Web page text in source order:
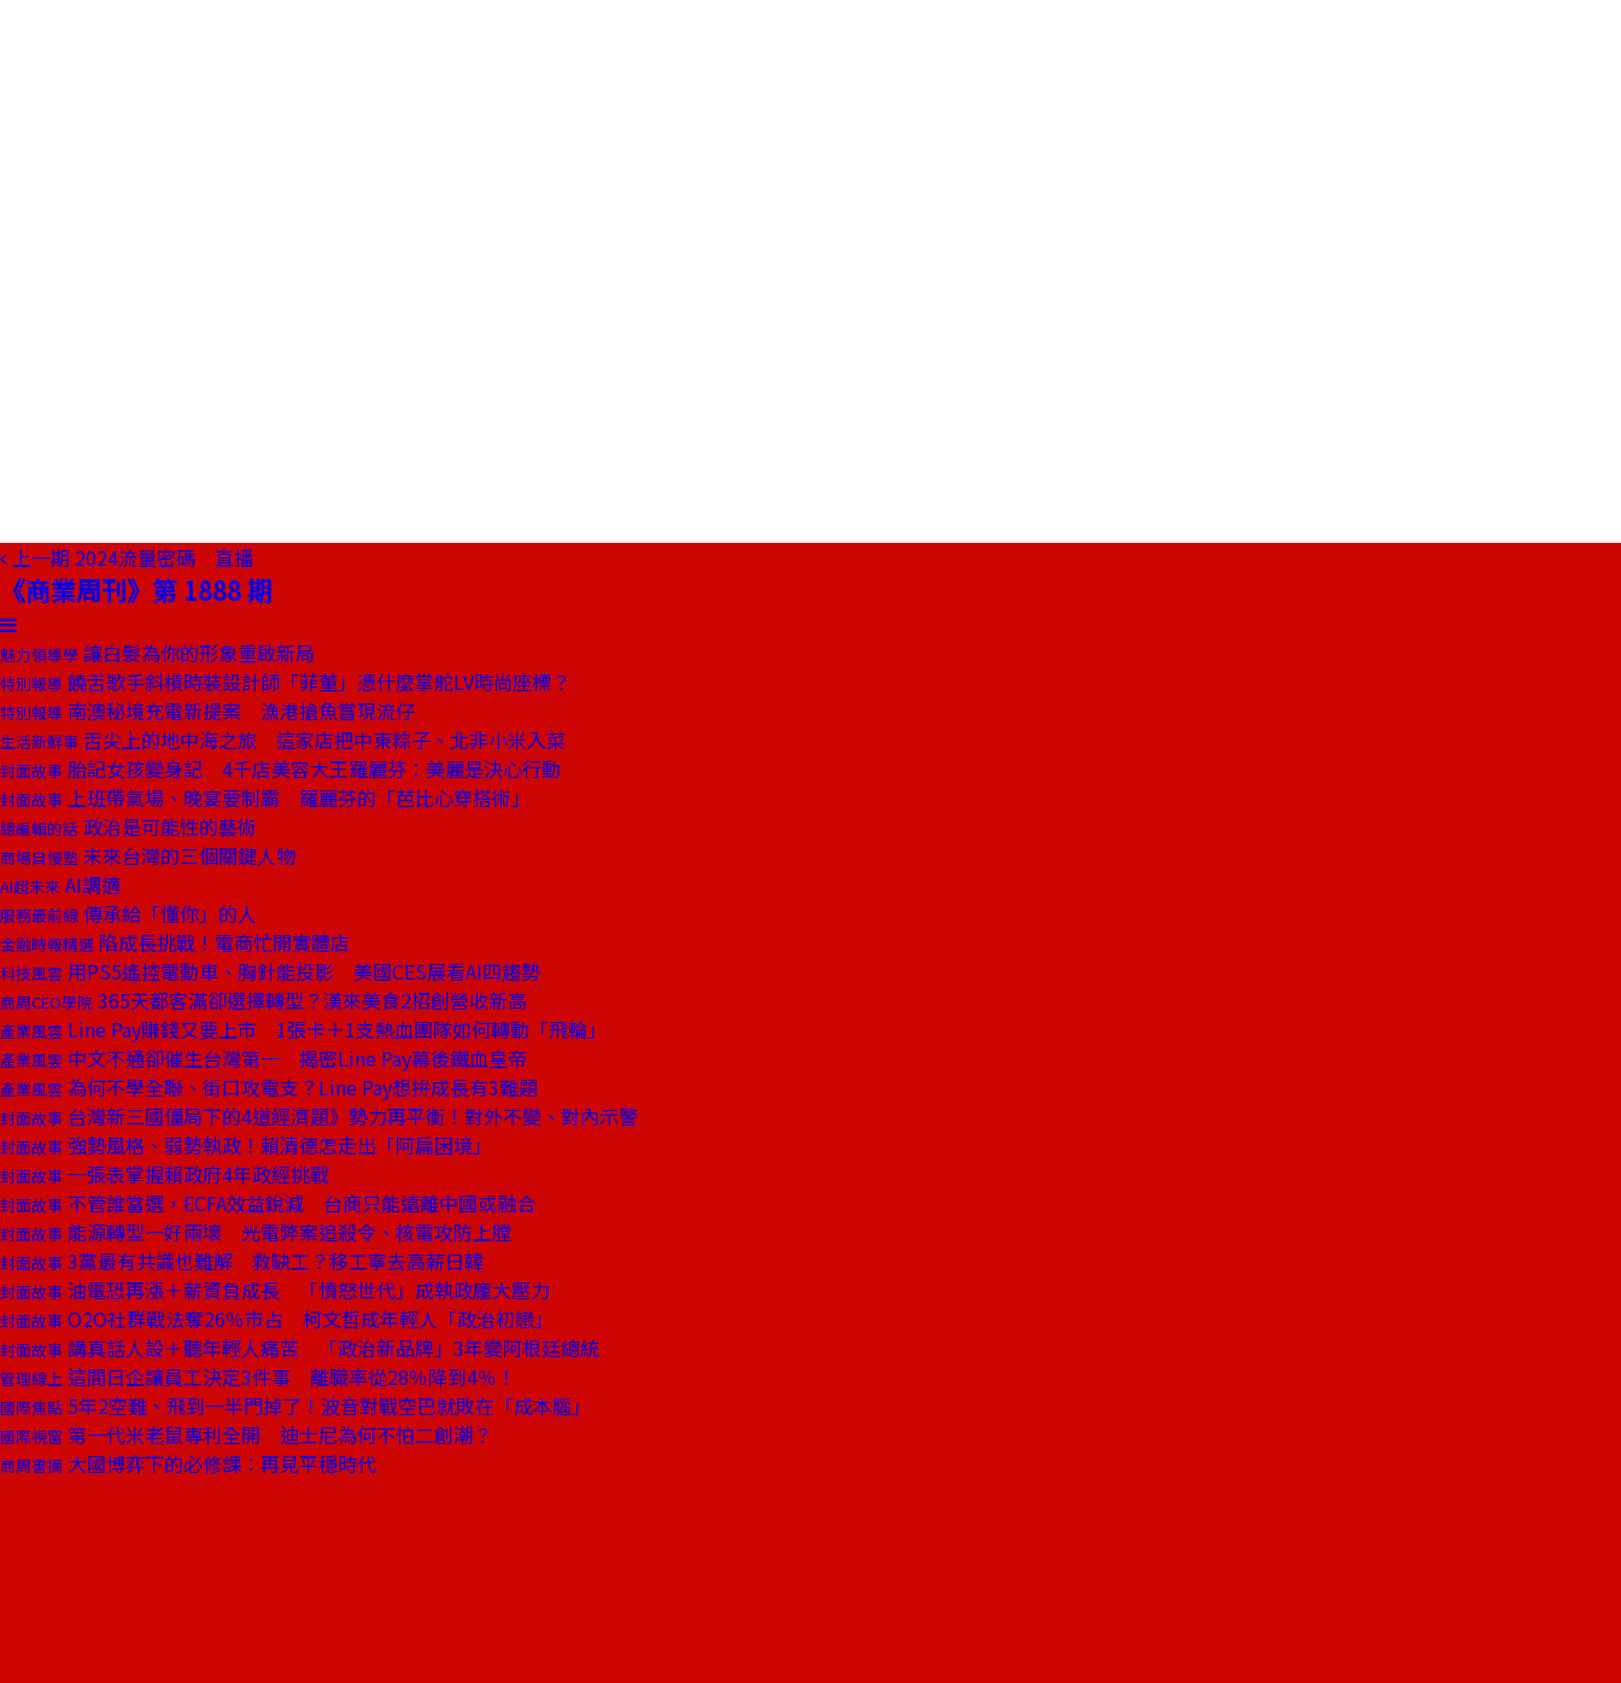
上一期 2024流量密碼 直播
《商業周刊》第 1888 期
魅力領導學 讓白髮為你的形象重啟新局
特別報導 饒舌歌手斜槓時裝設計師「菲董」憑什麼掌舵LV時尚座標？
特別報導 南澳秘境充電新提案 漁港搶魚嘗現流仔
生活新鮮事 舌尖上的地中海之旅 這家店把中東粽子、北非小米入菜
封面故事 胎記女孩變身記 4千店美容大王羅麗芬：美麗是決心行動
封面故事 上班帶氣場、晚宴要制霸 羅麗芬的「芭比心穿搭術」
總編輯的話 政治是可能性的藝術
商場自慢塾 未來台灣的三個關鍵人物
AI超未來 AI調適
服務最前線 傳承給「懂你」的人
金融時報精選 陷成長挑戰！電商忙開實體店
科技風雲 用PS5遙控電動車、胸針能投影 美國CES展看AI四趨勢
商周CEO學院 365天都客滿卻選擇轉型？漢來美食2招創營收新高
產業風雲 Line Pay賺錢又要上市 1張卡＋1支熱血團隊如何轉動「飛輪」
產業風雲 中文不通卻催生台灣第一 揭密Line Pay幕後鐵血皇帝
產業風雲 為何不學全聯、街口攻電支？Line Pay想拚成長有3難題
封面故事 台灣新三國僵局下的4道經濟題》勢力再平衡！對外不變、對內示警
封面故事 強勢風格、弱勢執政！賴清德怎走出「阿扁困境」
封面故事 一張表掌握賴政府4年政經挑戰
封面故事 不管誰當選，ECFA效益銳減 台商只能遠離中國或融合
封面故事 能源轉型一好兩壞 光電弊案追殺令、核電攻防上膛
封面故事 3黨最有共識也難解 救缺工？移工寧去高薪日韓
封面故事 油電恐再漲＋薪資負成長 「憤怒世代」成執政龐大壓力
封面故事 O2O社群戰法奪26％市占 柯文哲成年輕人「政治初戀」
封面故事 講真話人設＋聽年輕人痛苦 「政治新品牌」3年變阿根廷總統
管理線上 這間日企讓員工決定3件事 離職率從28％降到4％！
國際焦點 5年2空難、飛到一半門掉了！波音對戰空巴就敗在「成本腦」
國際視窗 第一代米老鼠專利全開 迪士尼為何不怕二創潮？
商周書摘 大國博弈下的必修課：再見平穩時代